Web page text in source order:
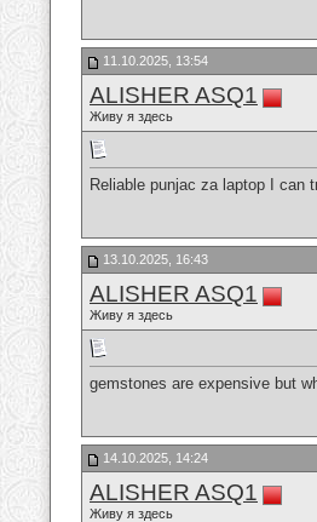
11.10.2025, 13:54
ALISHER ASQ1
Живу я здесь
Reliable punjac za laptop I
13.10.2025, 16:43
ALISHER ASQ1
Живу я здесь
gemstones are expensive but
14.10.2025, 14:24
ALISHER ASQ1
Живу я здесь